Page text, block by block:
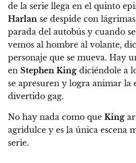
de la serie llega en el quinto
Harlan se despide con
parada del autobús y cuando
vemos al hombre al volante,
personaje que se mueva. Hay
en Stephen King diciéndole a
se apresuren y logra animar la
divertido gag.
No hay nada como que King
agridulce y es la única escena
serie.